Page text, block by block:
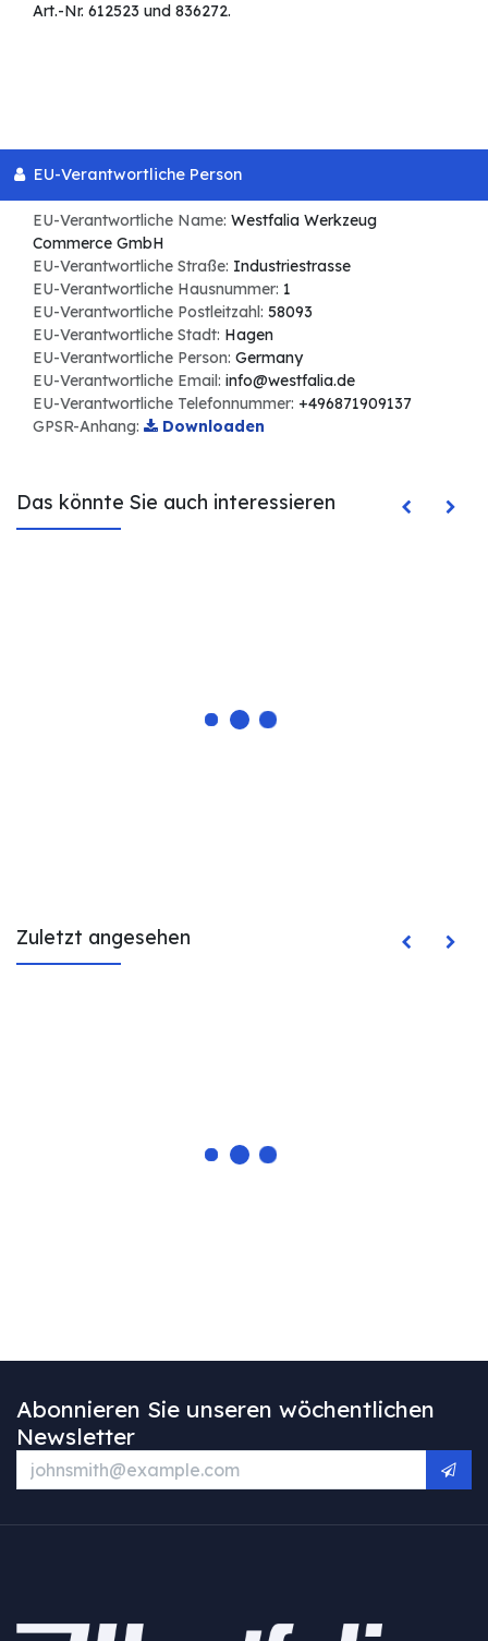
Art.-Nr. 612523 und 836272.
EU-Verantwortliche Person
EU-Verantwortliche Name: Westfalia Werkzeug
Commerce GmbH
EU-Verantwortliche Straße: Industriestrasse
EU-Verantwortliche Hausnummer: 1
EU-Verantwortliche Postleitzahl: 58093
EU-Verantwortliche Stadt: Hagen
EU-Verantwortliche Person: Germany
EU-Verantwortliche Email: info@westfalia.de
EU-Verantwortliche Telefonnummer: +496871909137
GPSR-Anhang:
Downloaden
Das könnte Sie auch interessieren
Zuletzt angesehen
Abonnieren Sie unseren wöchentlichen
Newsletter